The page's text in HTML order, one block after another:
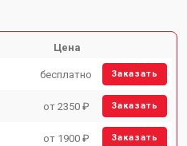
Цена
бесплатно Заказать
от 2350 ₽ Заказать
от 1900 ₽ Заказать